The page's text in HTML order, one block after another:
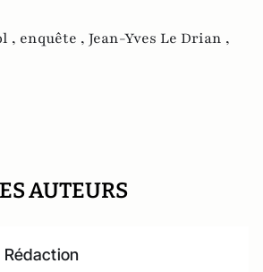
, enquête , Jean-Yves Le Drian ,
AUTEURS